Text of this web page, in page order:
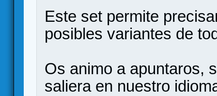
Este set permite
posibles variantes de
Os animo a apuntaros,
saliera en nuestro